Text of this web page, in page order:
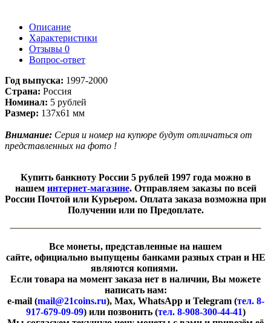
Описание
Характеристики
Отзывы 0
Вопрос-ответ
Год выпуска: 1997-2000
Страна: Россия
Номинал: 5 рублей
Размер: 137х61 мм
Внимание: Серия и номер на купюре будут отличаться от
представленных на фото !
Купить банкноту России 5 рублей 1997 года можно в
нашем интернет-магазине. Отправляем заказы по всей
России Почтой или Курьером. Оплата заказа возможна при
Получении или по Предоплате.
Все монеты, представленные на нашем
сайте, официально выпущены банками разных стран и НЕ
являются копиями.
Если товара на момент заказа нет в наличии, Вы можете
написать нам:
e-mail (mail@21coins.ru), Max, WhatsApp и Telegram (тел. 8-
917-679-09-09) или позвонить (тел. 8-908-300-44-41)